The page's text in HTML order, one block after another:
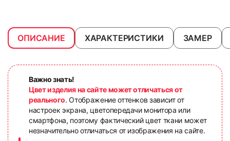
ОПИСАНИЕ ХАРАКТЕРИСТИКИ ЗАМЕР
Важно знать!
Цвет изделия на сайте может отличаться от
реального. Отображение оттенков зависит от
настроек экрана, цветопередачи монитора или
смартфона, поэтому фактический цвет ткани может
незначительно отличаться от изображения на сайте.